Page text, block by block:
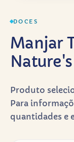
DOCES
Manjar
Produto
Para
quantidades e